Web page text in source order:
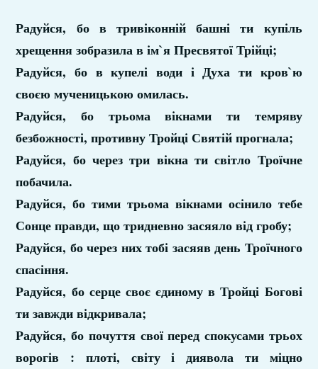
Радуйся, бо в тривіконній башні ти купіль
хрещення зобразила в ім`я Пресвятої Трійці;
Радуйся, бо в купелі води і Духа ти кров`ю
своєю мученицькою омилась.
Радуйся, бо трьома вікнами ти темряву
безбожності, противну Тройці Святій прогнала;
Радуйся, бо через три вікна ти світло Троїчне
побачила.
Радуйся, бо тими трьома вікнами осінило тебе
Сонце правди, що тридневно засяяло від гробу;
Радуйся, бо через них тобі засяяв день Троїчного
спасіння.
Радуйся, бо серце своє єдиному в Тройці Богові
ти завжди відкривала;
Радуйся, бо почуття свої перед спокусами трьох
ворогів : плоті, світу і диявола ти міцно